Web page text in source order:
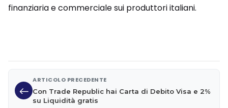
finanziaria e commerciale sui produttori italiani.
ARTICOLO PRECEDENTE
Con Trade Republic hai Carta di Debito Visa e 2%
su Liquidità gratis